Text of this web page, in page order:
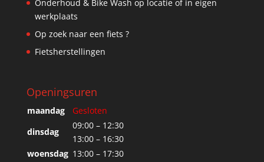
Onderhoud & Bike Wash op locatie of in eigen
werkplaats
Op zoek naar een fiets ?
Fietsherstellingen
Openingsuren
maandag
Gesloten
dinsdag
09:00 – 12:30
13:00 – 16:30
woensdag 13:00 – 17:30